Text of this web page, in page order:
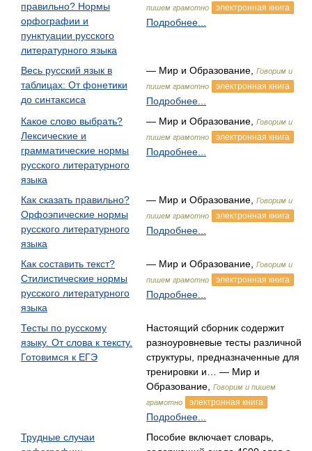
правильно? Нормы
орфографии и
пунктуации русского
литературного языка
пишем грамотно
электронная книга
Подробнее...
Весь русский язык в
таблицах: От фонетики
до синтаксиса
— Мир и Образование,
Говорим и
пишем грамотно
электронная книга
Подробнее...
Какое слово выбрать?
Лексические и
грамматические нормы
русского литературного
языка
— Мир и Образование,
Говорим и
пишем грамотно
электронная книга
Подробнее...
Как сказать правильно?
Орфоэпические нормы
русского литературного
языка
— Мир и Образование,
Говорим и
пишем грамотно
электронная книга
Подробнее...
Как составить текст?
Стилистические нормы
русского литературного
языка
— Мир и Образование,
Говорим и
пишем грамотно
электронная книга
Подробнее...
Тесты по русскому
языку. От слова к тексту.
Готовимся к ЕГЭ
Настоящий сборник содержит
разноуровневые тесты различной
структуры, предназначенные для
тренировки и… — Мир и
Образование,
Говорим и пишем
грамотно
электронная книга
Подробнее...
Трудные случаи
Пособие включает словарь,